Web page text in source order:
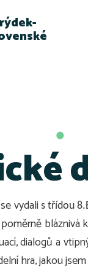
vydali s třídou
dialogů a
hra, jakou